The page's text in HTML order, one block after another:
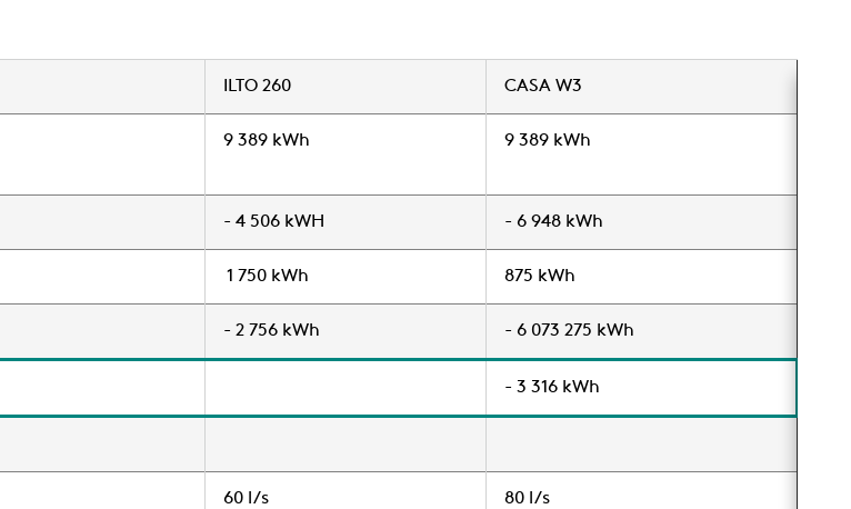
ILTO 260 CASA W3
9 389 kWh 9 389 kWh
- 4 506 kWH - 6 948 kWh
1 750 kWh 875 kWh
- 2 756 kWh - 6 073 275 kWh
- 3 316 kWh
60 l/s 80 l/s